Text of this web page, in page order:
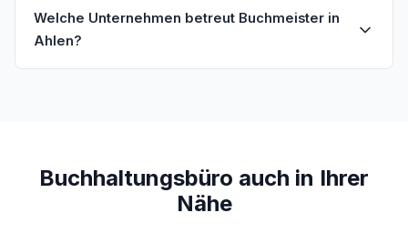
Welche Unternehmen betreut Buchmeister in
Ahlen?
Buchhaltungsbüro auch in Ihrer
Nähe